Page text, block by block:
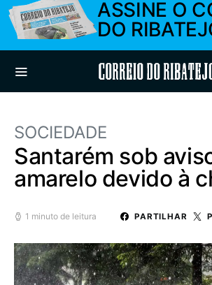
ASSINE O
DO
Correio do
SOCIEDADE
Santarém sob
amarelo devido à
1 minuto de leitura PARTILHAR